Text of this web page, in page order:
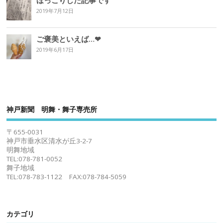
2019年7月12日
ご褒美といえば…❤︎
2019年6月17日
神戸新聞 明舞・舞子専売所
〒655-0031
神戸市垂水区清水が丘3-2-7
明舞地域
TEL:078-781-0052
舞子地域
TEL:078-783-1122 FAX:078-784-5059
カテゴリ